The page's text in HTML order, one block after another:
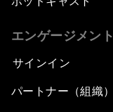
エンゲージメント
サインイン
パートナー（組織